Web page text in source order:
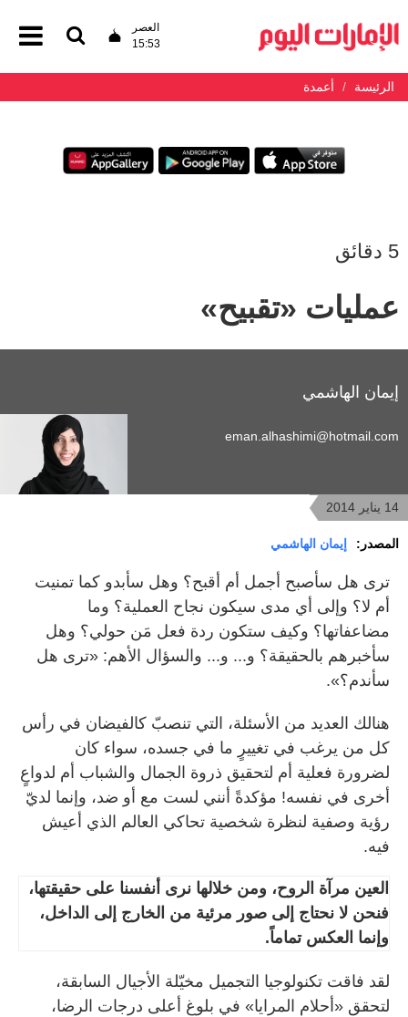
العصر
15:53
الرئيسة أعمدة
5 دقائق
عمليات «تقبيح»
إيمان الهاشمي
eman.alhashimi@hotmail.com
14 يناير 2014
المصدر: إيمان الهاشمي
ترى هل سأصبح أجمل أم أقبح؟ وهل سأبدو كما تمنيت
أم لا؟ وإلى أي مدى سيكون نجاح العملية؟ وما
مضاعفاتها؟ وكيف ستكون ردة فعل مَن حولي؟ وهل
سأخبرهم بالحقيقة؟ و... و... والسؤال الأهم: «ترى هل
سأندم؟».
هنالك العديد من الأسئلة، التي تنصبّ كالفيضان في رأس
كل من يرغب في تغييرٍ ما في جسده، سواء كان
لضرورة فعلية أم لتحقيق ذروة الجمال والشباب أم لدواعٍ
أخرى في نفسه! مؤكدةً أنني لست مع أو ضد، وإنما لديّ
رؤية وصفية لنظرة شخصية تحاكي العالم الذي أعيش
فيه.
العين مرآة الروح، ومن خلالها نرى أنفسنا على حقيقتها،
فنحن لا نحتاج إلى صور مرئية من الخارج إلى الداخل،
وإنما العكس تماماً.
لقد فاقت تكنولوجيا التجميل مخيّلة الأجيال السابقة،
لتحقق «أحلام المرايا» في بلوغ أعلى درجات الرضا،